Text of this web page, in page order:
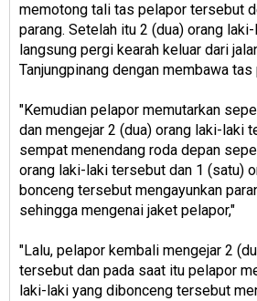
memotong tali tas pelapor tersebut
parang. Setelah itu 2 (dua) orang
langsung pergi kearah keluar dari
Tanjungpinang dengan membawa tas
"Kemudian pelapor memutarkan
dan mengejar 2 (dua) orang laki-laki
sempat menendang roda depan
orang laki-laki tersebut dan 1 (satu)
bonceng tersebut mengayunkan
sehingga mengenai jaket pelapor,"
"Lalu, pelapor kembali mengejar 2
tersebut dan pada saat itu pelapor
laki-laki yang dibonceng tersebut